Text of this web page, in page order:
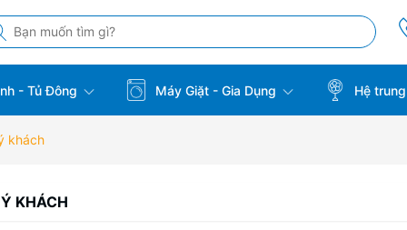
- Tủ Đông Máy Giặt - Gia Dụng Hệ
khách
KHÁCH